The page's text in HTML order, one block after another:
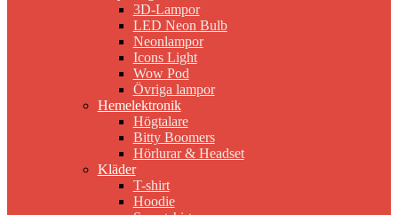
3D-Lampor
LED Neon Bulb
Neonlampor
Icons Light
Wow Pod
Övriga lampor
Hemelektronik
Högtalare
Bitty Boomers
Hörlurar & Headset
Kläder
T-shirt
Hoodie